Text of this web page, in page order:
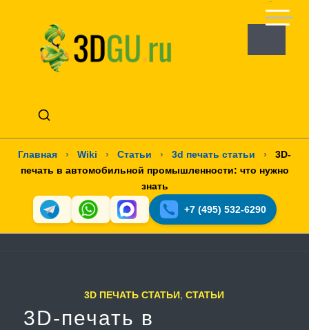
Главная › Wiki › Статьи › 3d печать статьи ›
3D-
печать в автомобильной промышленности: что нужно
знать
+7 (495) 532-6290
3D ПЕЧАТЬ СТАТЬИ,СТАТЬИ
3D-печать в